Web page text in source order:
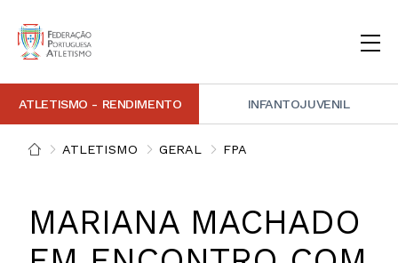
ATLETISMO - RENDIMENTO INFANTOJUVENIL
INSTITUCIONAL
DOCUMENTAÇÃO
ARBITRAGEM
DECISÕES DISCIPLINARES
CONTACTOS
FOTOGRAFIAS
VIDEOS
IMAGEM DE MARCA FPA
ATLETISMO GERAL FPA
MARIANA MACHADO